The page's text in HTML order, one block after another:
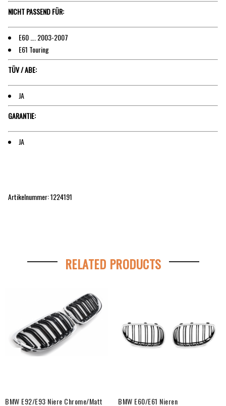
NICHT PASSEND FÜR:
E60 …. 2003-2007
E61 Touring
TÜV / ABE:
JA
GARANTIE:
JA
Artikelnummer: 1224191
RELATED PRODUCTS
BMW E92/E93 Niere Chrome/Matt
BMW E60/E61 Nieren